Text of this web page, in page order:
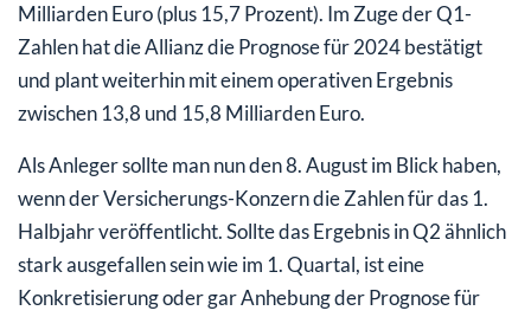
Milliarden Euro (plus 15,7 Prozent). Im Zuge der Q1-
Zahlen hat die Allianz die Prognose für 2024 bestätigt
und plant weiterhin mit einem operativen Ergebnis
zwischen 13,8 und 15,8 Milliarden Euro.
Als Anleger sollte man nun den 8. August im Blick haben,
wenn der Versicherungs-Konzern die Zahlen für das 1.
Halbjahr veröffentlicht. Sollte das Ergebnis in Q2 ähnlich
stark ausgefallen sein wie im 1. Quartal, ist eine
Konkretisierung oder gar Anhebung der Prognose für